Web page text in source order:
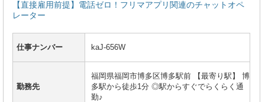
【直接雇用前提】電話ゼロ！フリマアプリ関連のチャットオペ
レーター
仕事ナンバー kaJ-656W
勤務先
福岡県福岡市博多区博多駅前 【最寄り駅】 博
多駅から徒歩1分 ◎駅からすぐでらくらく通
勤♪